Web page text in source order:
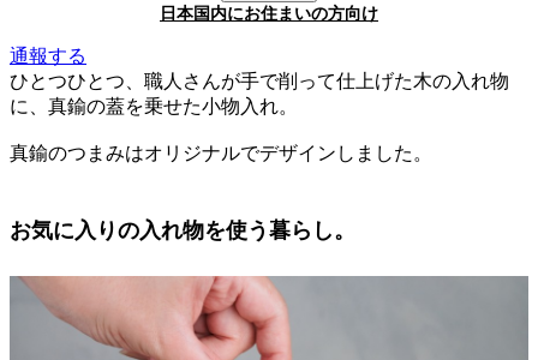
日本国内にお住まいの方向け
通報する
ひとつひとつ、職人さんが手で削って仕上げた木の入れ物
に、真鍮の蓋を乗せた小物入れ。
真鍮のつまみはオリジナルでデザインしました。
お気に入りの入れ物を使う暮らし。